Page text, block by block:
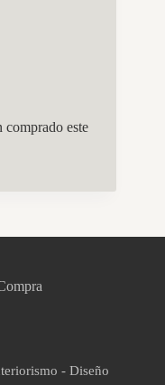
comprado este
- Diseño